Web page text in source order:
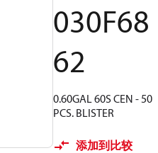
030F68
62
0.60GAL 60S CEN - 50
PCS. BLISTER
添加到比较